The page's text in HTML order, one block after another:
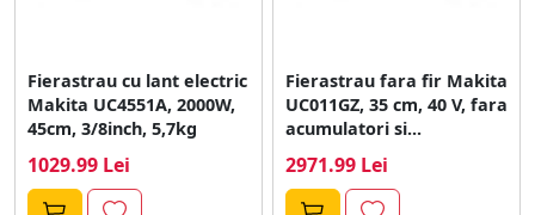
Fierastrau cu lant electric
Makita UC4551A, 2000W,
45cm, 3/8inch, 5,7kg
1029.99 Lei
Fierastrau fara fir Makita
UC011GZ, 35 cm, 40 V, fara
acumulatori si...
2971.99 Lei